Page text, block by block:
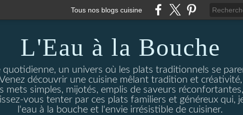
Tous nos blogs cuisine
L'Eau à la Bouche
quotidienne, un univers où les plats traditionnels se
découvrir une cuisine mêlant tradition et
mets simples, mijotés, emplis de saveurs
vous tenter par ces plats familiers et généreux qui,
l'eau à la bouche et l'envie irrésistible de cuisiner.